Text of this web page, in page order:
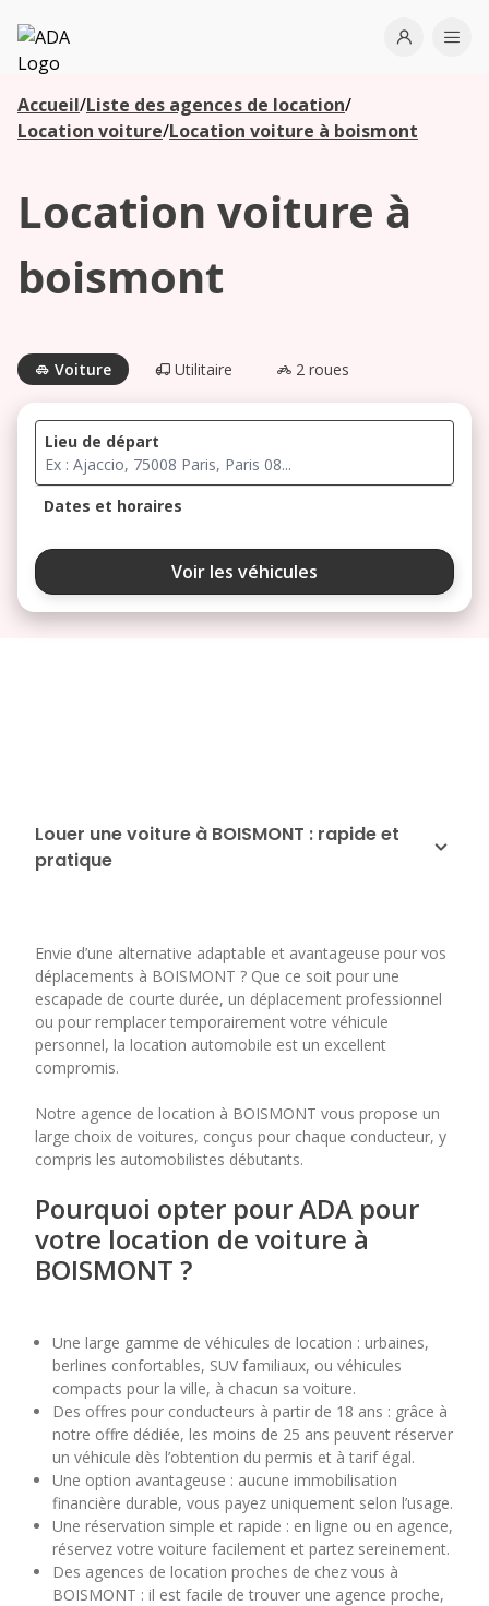
ADA
Open
Accueil/Liste des agences de location/
Location voiture/Location voiture à boismont
Location voiture à
boismont
Voiture Utilitaire 2 roues
Lieu de départ
Dates et horaires
août 2026
ma me
31
1
2 3
7 8 9 10
14
21 22 23 24 25
28 29 30
Voir les véhicules
Louer une voiture à BOISMONT : rapide et
pratique
Envie d’une alternative adaptable et avantageuse pour vos
déplacements à BOISMONT ? Que ce soit pour une
escapade de courte durée, un déplacement professionnel
ou pour remplacer temporairement votre véhicule
personnel, la location automobile est un excellent
compromis.
Notre agence de location à BOISMONT vous propose un
large choix de voitures, conçus pour chaque conducteur, y
compris les automobilistes débutants.
Pourquoi opter pour ADA pour
votre location de voiture à
BOISMONT ?
Une large gamme de véhicules de location : urbaines,
berlines confortables, SUV familiaux, ou véhicules
compacts pour la ville, à chacun sa voiture.
Des offres pour conducteurs à partir de 18 ans : grâce à
notre offre dédiée, les moins de 25 ans peuvent réserver
un véhicule dès l’obtention du permis et à tarif égal.
Une option avantageuse : aucune immobilisation
financière durable, vous payez uniquement selon l’usage.
Une réservation simple et rapide : en ligne ou en agence,
réservez votre voiture facilement et partez sereinement.
Des agences de location proches de chez vous à
BOISMONT : il est facile de trouver une agence proche,
Les
agences à
Commencez
votre
agences à
proximité